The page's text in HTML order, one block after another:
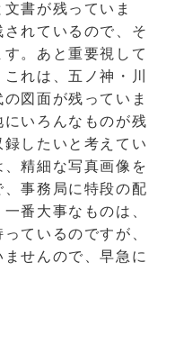
書が残っていま
れているので、そ
。あと重要視して
れは、五ノ神・川
図面が残っていま
いろんなものが残
したいと考えてい
精細な写真画像を
事務局に特段の配
番大事なものは、
ているのですが、
せんので、早急に